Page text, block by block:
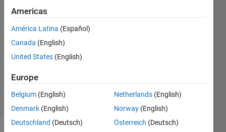
MATLAB/Simulink による予知保全ビデ
するモデル構築」で紹介するデモの詳細
スクリプトです。
Version 1.0.0
301 Downloads
6 Dec 2018
Americas
América Latina (Español)
Canada (English)
United States (English)
Europe
Belgium (English)
Denmark (English)
Deutschland (Deutsch)
Netherlands (English)
Norway (English)
Österreich (Deutsch)